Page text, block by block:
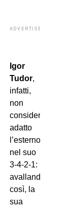
ADVERTISEMENT
Igor
Tudor,
infatti,
non
considerava
adatto
l’esterno
nel suo
3-4-2-1:
avallando,
così, la
sua